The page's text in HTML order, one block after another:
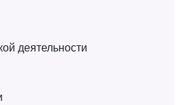
деятельности